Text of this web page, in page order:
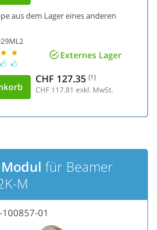
aus dem Lager eines anderen
Externes Lager
CHF 127.35 [1]
CHF 117.81 exkl. MwSt.
für Beamer
M
01